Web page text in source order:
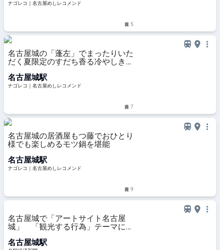
ナゴレコ｜名古屋めしレコメンド
5
名古屋城の「蓬左」でまったりいた
だく夏限定のすだち香る冷やしきし
名古屋城駅
ナゴレコ｜名古屋めしレコメンド
7
名古屋城の居酒屋もつ藤でおひとり
様でも楽しめるモツ鍋を堪能
名古屋城駅
ナゴレコ｜名古屋めしレコメンド
9
名古屋城で「アートサイト名古屋
城」 「観光する行為」テーマに制
名古屋城駅